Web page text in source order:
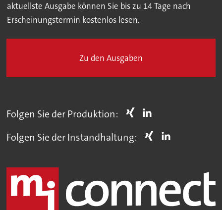
aktuellste Ausgabe können Sie bis zu 14 Tage nach
Erscheinungstermin kostenlos lesen.
Zu den Ausgaben
Folgen Sie der Produktion:
Folgen Sie der Instandhaltung: